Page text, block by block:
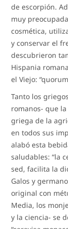
de escorpión.
muy
cosmética,
y conservar el
descubrieron
Hispania
el Viejo:
Tanto los
romanos- que la
griega de la
en todos sus
alabó esta
saludables: “la
sed, facilita la
Galos y
original con
Media, los
y la ciencia- se